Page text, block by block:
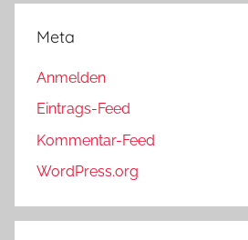
Meta
Anmelden
Eintrags-Feed
Kommentar-Feed
WordPress.org